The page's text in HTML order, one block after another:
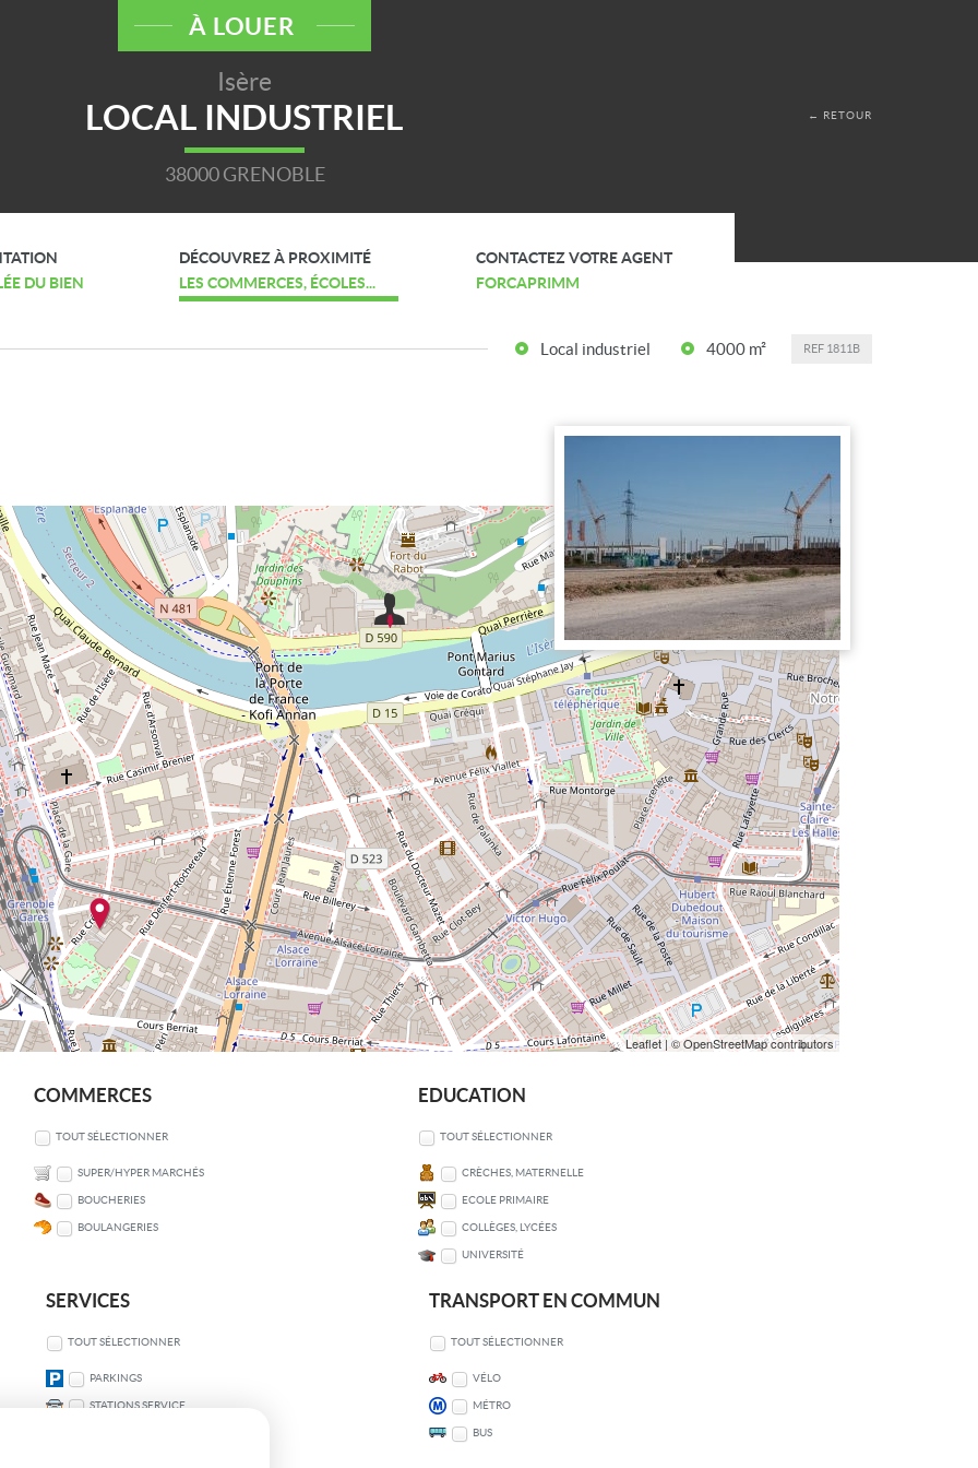
← RETOUR
À LOUER
Isère
LOCAL INDUSTRIEL
38000 GRENOBLE
DU BIEN
DÉCOUVREZ À PROXIMITÉ
LES COMMERCES, ÉCOLES...
CONTACTEZ VOTRE AGENT
FORCAPRIMM
Local industriel 4000 m² REF 1811B
Leaflet| © OpenStreetMap contributors
COMMERCES
TOUT SÉLECTIONNER
SUPER/HYPER MARCHÉS
BOUCHERIES
BOULANGERIES
EDUCATION
TOUT SÉLECTIONNER
CRÈCHES, MATERNELLE
ECOLE PRIMAIRE
COLLÈGES, LYCÉES
UNIVERSITÉ
SERVICES
TOUT SÉLECTIONNER
PARKINGS
STATIONS SERVICE
TRANSPORT EN COMMUN
TOUT SÉLECTIONNER
VÉLO
MÉTRO
BUS